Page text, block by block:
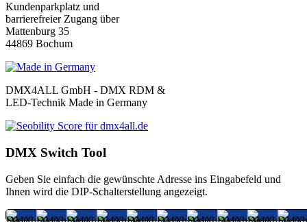
Kundenparkplatz und
barrierefreier Zugang über
Mattenburg 35
44869 Bochum
DMX4ALL GmbH - DMX RDM &
LED-Technik Made in Germany
DMX Switch Tool
Geben Sie einfach die gewünschte Adresse ins Eingabefeld und
Ihnen wird die DIP-Schalterstellung angezeigt.